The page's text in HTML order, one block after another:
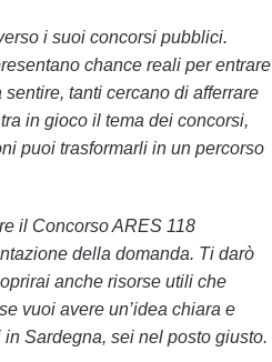
i suoi concorsi pubblici.
chance reali per entrare
tanti cercano di afferrare
in gioco il tema dei concorsi,
puoi trasformarli in un percorso
il Concorso ARES 118
della domanda. Ti darò
anche risorse utili che
vuoi avere un’idea chiara e
Sardegna, sei nel posto giusto.